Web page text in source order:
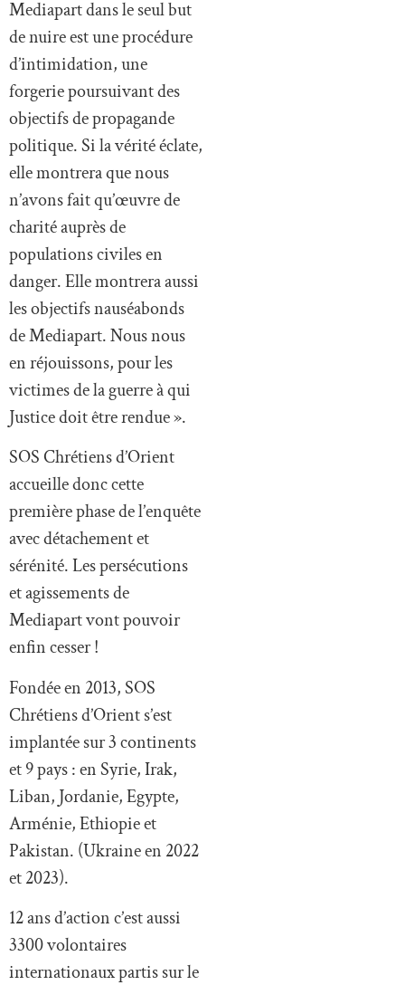
Mediapart dans le seul but
de nuire est une procédure
d’intimidation, une
forgerie poursuivant des
objectifs de propagande
politique. Si la vérité éclate,
elle montrera que nous
n’avons fait qu’œuvre de
charité auprès de
populations civiles en
danger. Elle montrera aussi
les objectifs nauséabonds
de Mediapart. Nous nous
en réjouissons, pour les
victimes de la guerre à qui
Justice doit être rendue ».
SOS Chrétiens d’Orient
accueille donc cette
première phase de l’enquête
avec détachement et
sérénité. Les persécutions
et agissements de
Mediapart vont pouvoir
enfin cesser !
Fondée en 2013, SOS
Chrétiens d’Orient s’est
implantée sur 3 continents
et 9 pays : en Syrie, Irak,
Liban, Jordanie, Egypte,
Arménie, Ethiopie et
Pakistan. (Ukraine en 2022
et 2023).
12 ans d’action c’est aussi
3300 volontaires
internationaux partis sur le